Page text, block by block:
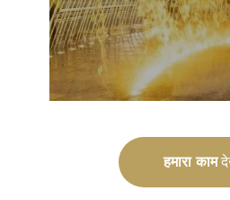
हमारा काम